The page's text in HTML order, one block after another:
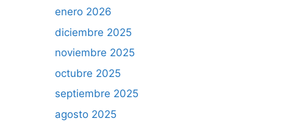
enero 2026
diciembre 2025
noviembre 2025
octubre 2025
septiembre 2025
agosto 2025